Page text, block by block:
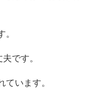
です。
います。